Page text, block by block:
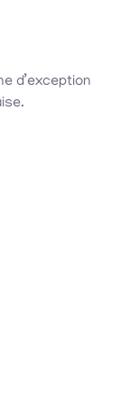
d’exception